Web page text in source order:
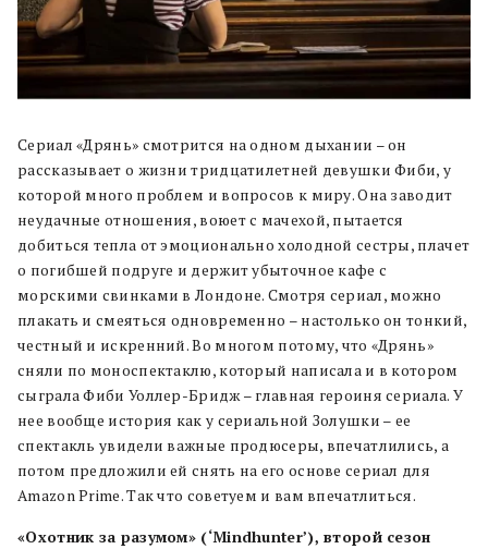
Сериал «Дрянь» смотрится на одном дыхании – он
рассказывает о жизни тридцатилетней девушки Фиби, у
которой много проблем и вопросов к миру. Она заводит
неудачные отношения, воюет с мачехой, пытается
добиться тепла от эмоционально холодной сестры, плачет
о погибшей подруге и держит убыточное кафе с
морскими свинками в Лондоне. Смотря сериал, можно
плакать и смеяться одновременно – настолько он тонкий,
честный и искренний. Во многом потому, что «Дрянь»
сняли по моноспектаклю, который написала и в котором
сыграла Фиби Уоллер-Бридж – главная героиня сериала. У
нее вообще история как у сериальной Золушки – ее
спектакль увидели важные продюсеры, впечатлились, а
потом предложили ей снять на его основе сериал для
Amazon Prime. Так что советуем и вам впечатлиться.
«Охотник за разумом» (‘Mindhunter’), второй сезон